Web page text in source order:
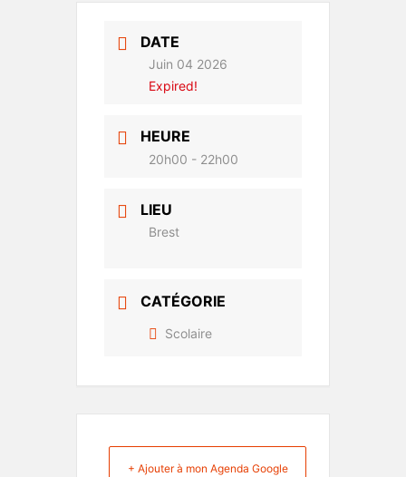
DATE
Juin 04 2026
Expired!
HEURE
20h00 - 22h00
LIEU
Brest
CATÉGORIE
Scolaire
+ Ajouter à mon Agenda Google